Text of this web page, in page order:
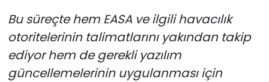
Bu süreçte hem EASA ve ilgili havacılık
otoritelerinin talimatlarını yakından takip
ediyor hem de gerekli yazılım
güncellemelerinin uygulanması için